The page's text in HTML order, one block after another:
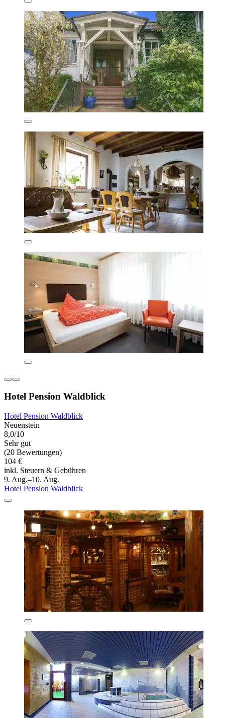
Hotel Pension Waldblick
Hotel Pension Waldblick
Neuenstein
8,0/10
Sehr gut
(20 Bewertungen)
104 €
inkl. Steuern & Gebühren
9. Aug.–10. Aug.
Hotel Pension Waldblick